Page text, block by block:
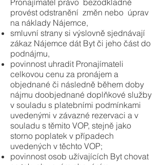
Pronajímatel právo bezodkladné
provést odstranění změn nebo úprav
na náklady Nájemce,
smluvní strany si výslovně sjednávají
zákaz Nájemce dát Byt či jeho část do
podnájmu,
povinnost uhradit Pronajímateli
celkovou cenu za pronájem a
objednané či následně během doby
nájmu doobjednané doplňkové služby
v souladu s platebními podmínkami
uvedenými v závazné rezervaci a v
souladu s těmito VOP, stejně jako
storno poplatek v případech
uvedených v těchto VOP;
povinnost osob užívajících Byt chovat